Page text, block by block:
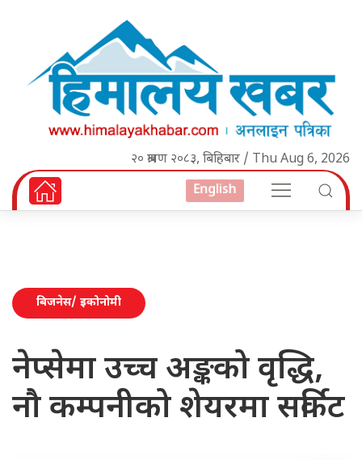
२० श्रावण २०८३, बिहिबार / Thu Aug 6, 2026
English
बिजनेस/ इकोनोमी
नेप्सेमा उच्च अङ्कको वृद्धि,
नौ कम्पनीको शेयरमा सर्किट